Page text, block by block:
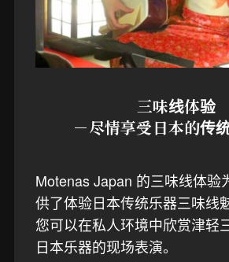
三味线体验
－尽情享受日本的传
Motenas Japan 的三味线体验
供了体验日本传统乐器三味线
您可以在私人环境中欣赏津轻
日本乐器的现场表演。